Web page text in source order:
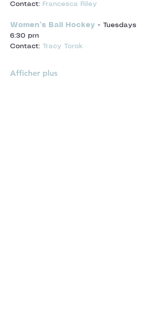
Contact: Francesca Riley
Women’s Ball Hockey - Tuesdays
6:30 pm
Contact: Tracy Torok
Afficher plus